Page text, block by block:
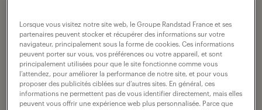
administratif et financier.
Travailler en tant que responsable administratif et
financier implique de porter plusieurs casquettes.
Pour réaliser votre mission principale, à savoir
veiller à la bonne gestion de l’entreprise, vous
Lorsque vous visitez notre site web, le Groupe Randstad France et ses
partenaires peuvent stocker et récupérer des informations sur votre
navigateur, principalement sous la forme de cookies. Ces informations
peuvent porter sur vous, vos préférences ou votre appareil, et sont
principalement utilisées pour que le site fonctionne comme vous
l’attendez, pour améliorer la performance de notre site, et pour vous
proposer des publicités ciblées sur d’autres sites. En général, ces
informations ne permettent pas de vous identifier directement, mais elles
peuvent vous offrir une expérience web plus personnalisée. Parce que